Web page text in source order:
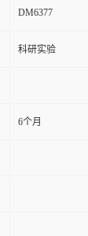
DM6377
科研实验
6个月